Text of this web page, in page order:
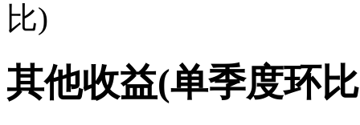
比)
其他收益(单季度环